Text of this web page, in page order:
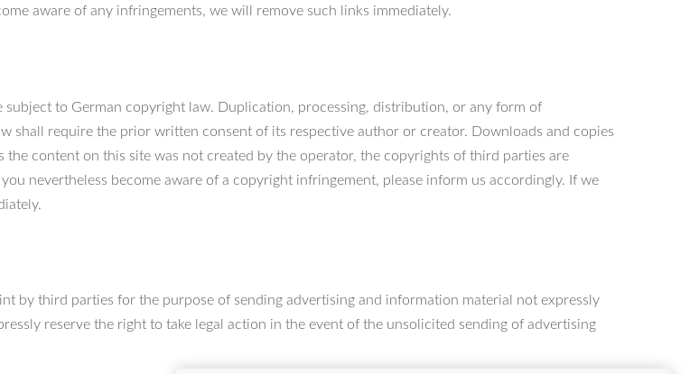
aware of any infringements, we will remove such links immediately.
to German copyright law. Duplication, processing, distribution, or any form of
shall require the prior written consent of its respective author or creator. Downloads and copies
content on this site was not created by the operator, the copyrights of third parties are
nevertheless become aware of a copyright infringement, please inform us accordingly. If we
by third parties for the purpose of sending advertising and information material not expressly
reserve the right to take legal action in the event of the unsolicited sending of advertising